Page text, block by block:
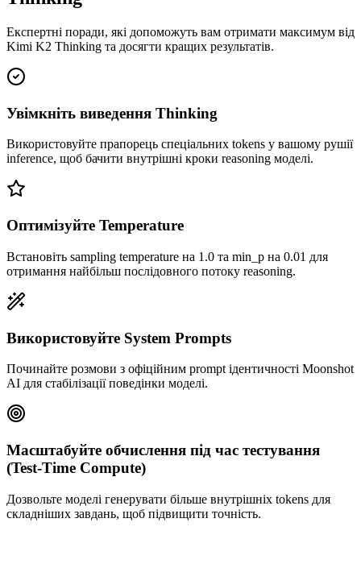
Експертні поради, які допоможуть вам отримати максимум від
Kimi K2 Thinking та досягти кращих результатів.
Увімкніть виведення Thinking
Використовуйте прапорець спеціальних tokens у вашому рушії
inference, щоб бачити внутрішні кроки reasoning моделі.
Оптимізуйте Temperature
Встановіть sampling temperature на 1.0 та min_p на 0.01 для
отримання найбільш послідовного потоку reasoning.
Використовуйте System Prompts
Починайте розмови з офіційним prompt ідентичності Moonshot
AI для стабілізації поведінки моделі.
Масштабуйте обчислення під час тестування
(Test-Time Compute)
Дозвольте моделі генерувати більше внутрішніх tokens для
складніших завдань, щоб підвищити точність.